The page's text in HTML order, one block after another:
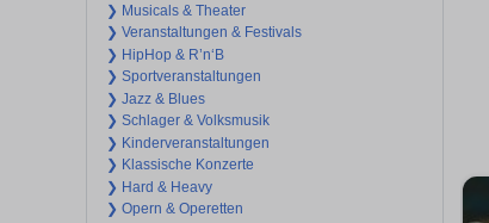
❯ Musicals & Theater
❯ Veranstaltungen & Festivals
❯ HipHop & R’n‘B
❯ Sportveranstaltungen
❯ Jazz & Blues
❯ Schlager & Volksmusik
❯ Kinderveranstaltungen
❯ Klassische Konzerte
❯ Hard & Heavy
❯ Opern & Operetten